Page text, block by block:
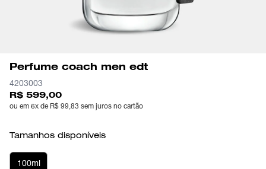
Perfume coach men edt
4203003
R$ 599,00
ou em 6x de R$ 99,83 sem juros no cartão
Tamanhos disponíveis
100ml